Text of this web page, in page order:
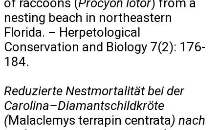
nesting beach in northeastern
Florida. – Herpetological
Conservation and Biology 7(2): 176-
184.
Reduzierte Nestmortalität bei der
Carolina–Diamantschildkröte
(Malaclemys terrapin centrata) nach